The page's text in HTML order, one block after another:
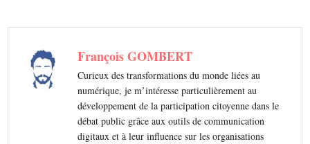
François GOMBERT
Curieux des transformations du monde liées au
numérique, je m’intéresse particulièrement au
développement de la participation citoyenne dans le
débat public grâce aux outils de communication
digitaux et à leur influence sur les organisations